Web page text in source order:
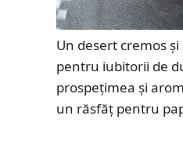
Un desert cremos
pentru iubitorii de
prospețimea și
un răsfăț pentru